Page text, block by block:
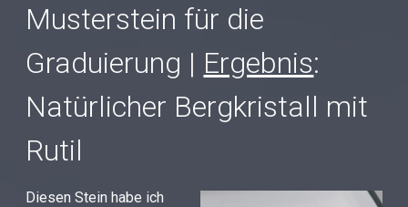
Musterstein für die
Graduierung | Ergebnis:
Natürlicher Bergkristall mit
Rutil
Diesen Stein habe ich